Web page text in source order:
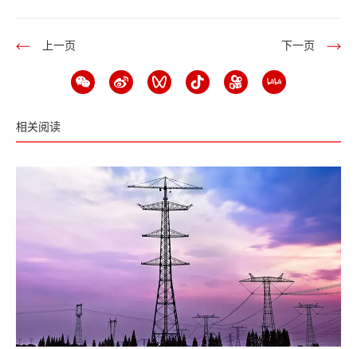
上一页 下一页
相关阅读